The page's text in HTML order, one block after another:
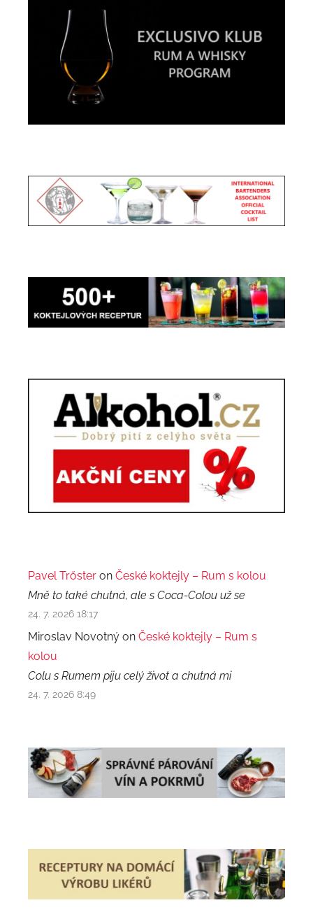
Pavel Trőster on České koktejly – Rum s kolou
Mně to také chutná, ale s Coca-Colou už se
24. 7. 2026 18:17
Miroslav Novotný on České koktejly – Rum s
kolou
Colu s Rumem piju celý život a chutná mi
24. 7. 2026 8:49